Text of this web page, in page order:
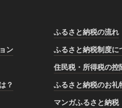
ふるさと納税の流れ
ン
ふるさと納税制度に
住民税・所得税の控
？
ふるさと納税のお礼
マンガふるさと納税